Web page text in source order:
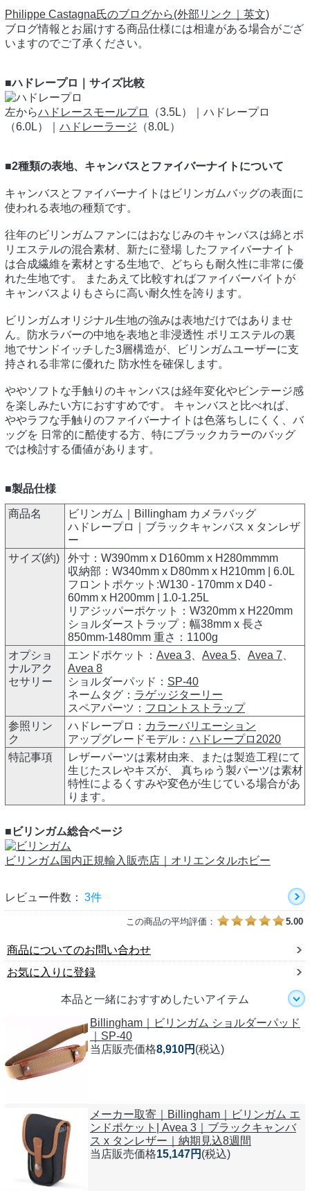
Philippe Castagna氏のブログから(外部リンク｜英文)
ブログ情報とお届けする商品仕様には相違がある場合がござ
いますのでご了承ください。
■ハドレープロ｜サイズ比較
左からハドレースモールプロ
（3.5L）｜ハドレープロ
（6.0L）｜ ハドレーラージ （8.0L）
■2種類の表地、キャンバスとファイバーナイトについて
キャンバスとファイバーナイトはビリンガムバッグの表面に
使われる表地の種類です。
往年のビリンガムファンにはおなじみのキャンバスは綿とポ
リエステルの混合素材、新たに登場 したファイバーナイト
は合成繊維を素材とする生地で、どちらも耐久性に非常に優
れた生地です。 またあえて比較すればファイバーバイトが
キャンバスよりもさらに高い耐久性を誇ります。
ビリンガムオリジナル生地の強みは表地だけではありませ
ん。防水ラバーの中地を表地と非浸透性 ポリエステルの裏
地でサンドイッチした3層構造が、ビリンガムユーザーに支
持される非常に優れた 防水性を確保します。
ややソフトな手触りのキャンバスは経年変化やビンテージ感
を楽しみたい方におすすめです。 キャンバスと比べれば、
ややラフな手触りのファイバーナイトは色落ちしにくく、バ
ッグを 日常的に酷使する方、特にブラックカラーのバッグ
では検討する価値があります。
■製品仕様
商品名
ビリンガム｜Billingham カメラバッグ
ハドレープロ｜ブラックキャンバス x タンレザ
ー
サイズ(約)
外寸：W390mm x D160mm x H280mmmm
収納部：W340mm x D80mm x H210mm | 6.0L
フロントポケット:W130 - 170mm x D40 -
60mm x H200mm | 1.0-1.25L
リアジッパーポケット：W320mm x H220mm
ショルダーストラップ：幅38mm x 長さ
850mm-1480mm 重さ：1100g
オプショ
ナルアク
セサリー
エンドポケット： Avea 3 Avea 5 Avea 7
Avea 8
ショルダーパッド： SP-40
ネームタグ： ラゲッジターリー
スペアパーツ： フロントストラップ
参照リン
ク
ハドレープロ： カラーバリエーション
アップグレードモデル： ハドレープロ2020
特記事項
レザーパーツは素材由来、または製造工程にて
生じたスレやキズが、 真ちゅう製パーツは素材
特性によるくすみや変色が生じている場合があ
ります。
■ビリンガム総合ページ
ビリンガム国内正規輸入販売店｜オリエンタルホビー
レビュー件数： 3件
この商品の平均評価： 5.00
商品についてのお問い合わせ
お気に入りに登録
本品と一緒におすすめしたいアイテム
Billingham｜ビリンガム ショルダーパッド
｜SP-40
当店販売価格8,910円 (税込)
メーカー取寄｜Billingham｜ビリンガム エ
ンドポケット| Avea 3｜ブラックキャンバ
ス x タンレザー｜納期見込8週間
当店販売価格15,147円 (税込)